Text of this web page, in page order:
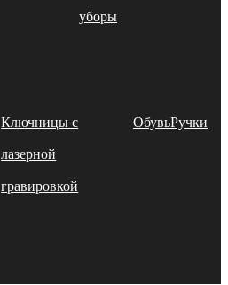
уборы
Ключницы с
лазерной
гравировкой
ОбувьРучки